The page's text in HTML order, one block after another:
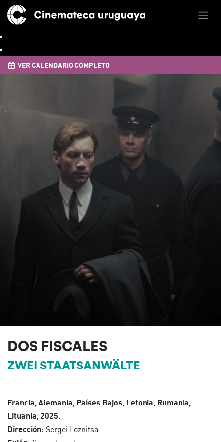
VER CALENDARIO COMPLETO
DOS FISCALES
ZWEI STAATSANWÄLTE
Francia, Alemania, Países Bajos, Letonia, Rumania,
Lituania, 2025.
Dirección: Sergei Loznitsa.